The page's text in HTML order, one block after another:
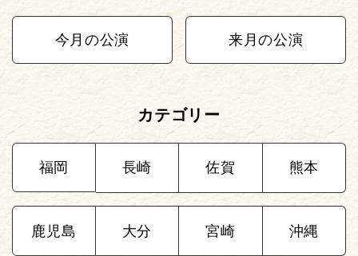
今月の公演 来月の公演
カテゴリー
福岡 長崎 佐賀 熊本
鹿児島 大分 宮崎 沖縄